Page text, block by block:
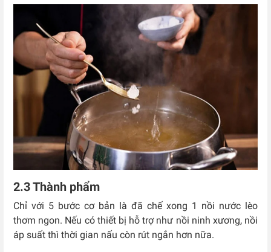
2.3 Thành phẩm
Chỉ với 5 bước cơ bản là đã chế xong 1 nồi nước lèo
thơm ngon. Nếu có thiết bị hỗ trợ như nồi ninh xương, nồi
áp suất thì thời gian nấu còn rút ngắn hơn nữa.